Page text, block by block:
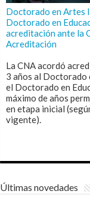
Doctorado en Artes
Doctorado en
acreditación ante la
Acreditación
La CNA acordó
3 años al Doctorado
el Doctorado en
máximo de años
en etapa inicial
vigente).
Últimas novedades